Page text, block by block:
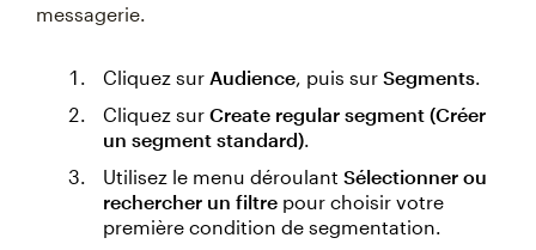
messagerie.
Cliquez sur Audience, puis sur Segments.
Cliquez sur Create regular segment (Créer
un segment standard).
Utilisez le menu déroulant Sélectionner ou
rechercher un filtre pour choisir votre
première condition de segmentation.